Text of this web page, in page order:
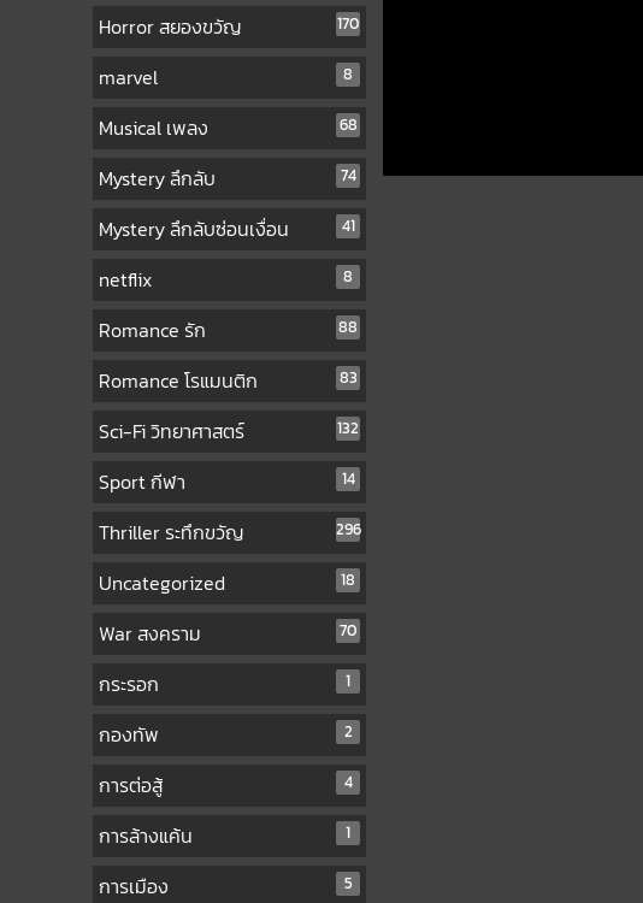
Horror สยองขวัญ 170
marvel 8
Musical เพลง 68
Mystery ลึกลับ 74
Mystery ลึกลับซ่อนเงื่อน 41
netflix 8
Romance รัก 88
Romance โรแมนติก 83
Sci-Fi วิทยาศาสตร์ 132
Sport กีฬา 14
Thriller ระทึกขวัญ 296
Uncategorized 18
War สงคราม 70
กระรอก 1
กองทัพ 2
การต่อสู้ 4
การล้างแค้น 1
การเมือง 5